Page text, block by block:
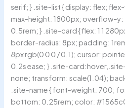
serif; } .site-list { display: flex;
max-height: 1800px; overflow-
0.5rem; } .site-card { flex: 1 1
border-radius: 8px; padding:
8px rgb(0 0 0 / 0.1); cursor:
0.2s ease; } .site-
none; transform: scale(1.04);
.site-name { font-weight: 700;
bottom: 0.25rem; color: